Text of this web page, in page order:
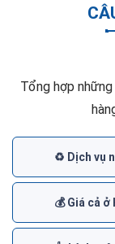
Tổng hợp
♻️ Dịch vụ
💰 Giá cả